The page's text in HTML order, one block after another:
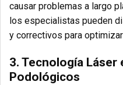
causar problemas a largo
los especialistas pueden
y correctivos para
3. Tecnología Láser
Podológicos